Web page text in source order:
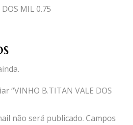
MIL 0.75
“VINHO B.TITAN VALE DOS
não será publicado. Campos